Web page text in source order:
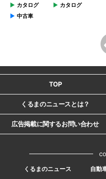
カタログ
中古車
カタログ
TOP
くるまのニュースとは？
広告掲載に関するお問い合わせ
くるまのニュース 自動